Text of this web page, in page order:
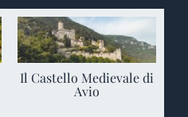
Il Castello Medievale di
Avio